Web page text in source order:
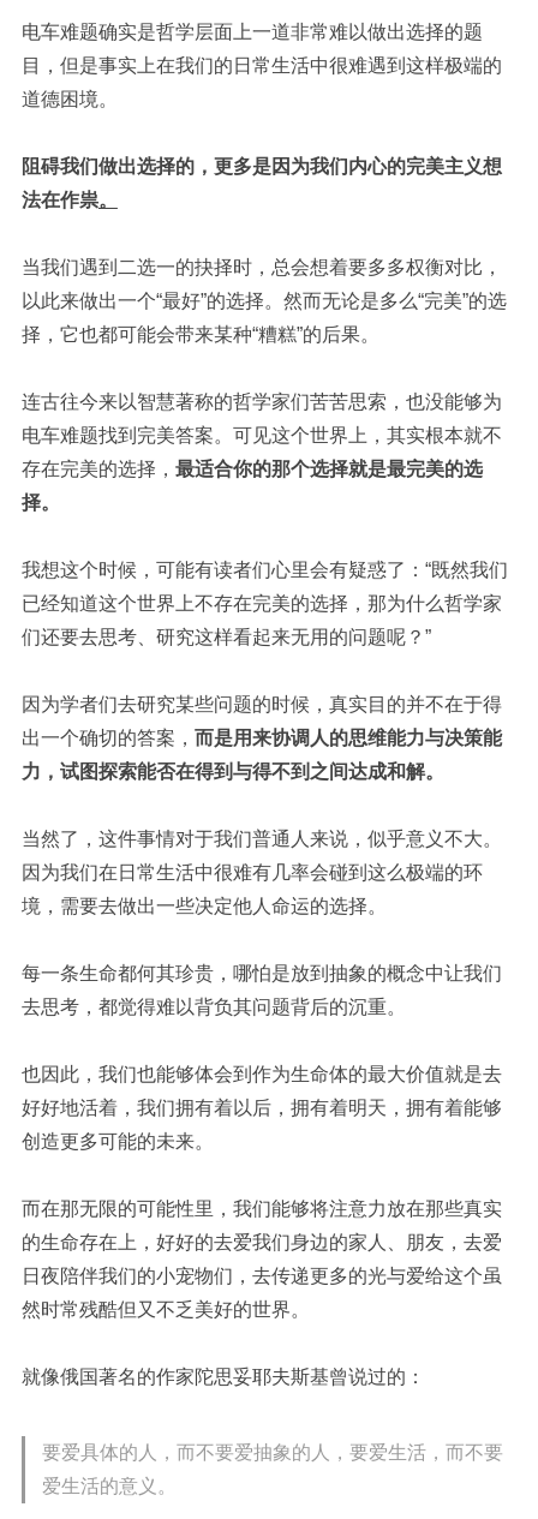
电车难题确实是哲学层面上一道非常难以做出选择的题
目，但是事实上在我们的日常生活中很难遇到这样极端的
道德困境。
阻碍我们做出选择的， 更多是因为我们内心的完美主义想
法在作祟。
当我们遇到二选一的抉择时，总会想着要多多权衡对比，
以此来做出一个“最好”的选择。然而无论是多么“完美”的选
择，它也都可能会带来某种“糟糕”的后果。
连古往今来以智慧著称的哲学家们苦苦思索，也没能够为
电车难题找到完美答案。可见这个世界上，其实根本就不
存在完美的选择， 最适合你的那个选择就是最完美的选
择。
我想这个时候，可能有读者们心里会有疑惑了：“既然我们
已经知道这个世界上不存在完美的选择，那为什么哲学家
们还要去思考、研究这样看起来无用的问题呢？”
因为学者们去研究某些问题的时候，真实目的并不在于得
出一个确切的答案， 而是用来协调人的思维能力与决策能
力，试图探索能否在得到与得不到之间达成和解。
当然了，这件事情对于我们普通人来说，似乎意义不大。
因为我们在日常生活中很难有几率会碰到这么极端的环
境，需要去做出一些决定他人命运的选择。
每一条生命都何其珍贵，哪怕是放到抽象的概念中让我们
去思考，都觉得难以背负其问题背后的沉重。
也因此，我们也能够体会到作为生命体的最大价值就是去
好好地活着，我们拥有着以后，拥有着明天，拥有着能够
创造更多可能的未来。
而在那无限的可能性里，我们能够将注意力放在那些真实
的生命存在上，好好的去爱我们身边的家人、朋友，去爱
日夜陪伴我们的小宠物们，去传递更多的光与爱给这个虽
然时常残酷但又不乏美好的世界。
就像俄国著名的作家陀思妥耶夫斯基曾说过的：
要爱具体的人，而不要爱抽象的人，要爱生活，而不要
爱生活的意义。